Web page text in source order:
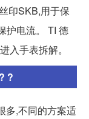
印SKB,用于保
护电流。 TI 德
入手表拆解。
?
多,不同的方案适